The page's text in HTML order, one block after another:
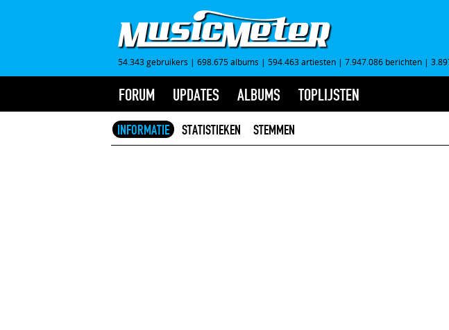
54.343 gebruikers | 698.675 albums | 594.463 artiesten | 7.947.086 berichten |
FORUM UPDATES ALBUMS TOPLIJSTEN
INFORMATIE STATISTIEKEN STEMMEN